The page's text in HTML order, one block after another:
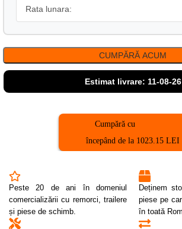
Rata lunara:
CUMPĂRĂ ACUM
Estimat livrare: 11-08-26
Cumpără cu
începând de la 1023.15 LEI
Peste 20 de ani în domeniul
comercializării cu remorci, trailere
și piese de schimb.
Deținem
piese pe
în toată